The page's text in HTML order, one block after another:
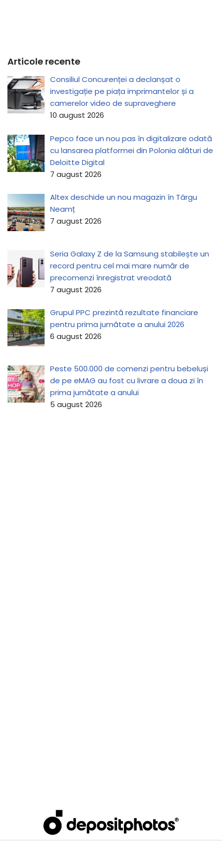
Articole recente
Consiliul Concurenței a declanșat o
investigație pe piața imprimantelor și a
camerelor video de supraveghere
10 august 2026
Pepco face un nou pas în digitalizare odată
cu lansarea platformei din Polonia alături de
Deloitte Digital
7 august 2026
Altex deschide un nou magazin în Târgu
Neamț
7 august 2026
Seria Galaxy Z de la Samsung stabilește un
record pentru cel mai mare număr de
precomenzi înregistrat vreodată
7 august 2026
Grupul PPC prezintă rezultate financiare
pentru prima jumătate a anului 2026
6 august 2026
Peste 500.000 de comenzi pentru bebeluși
de pe eMAG au fost cu livrare a doua zi în
prima jumătate a anului
5 august 2026